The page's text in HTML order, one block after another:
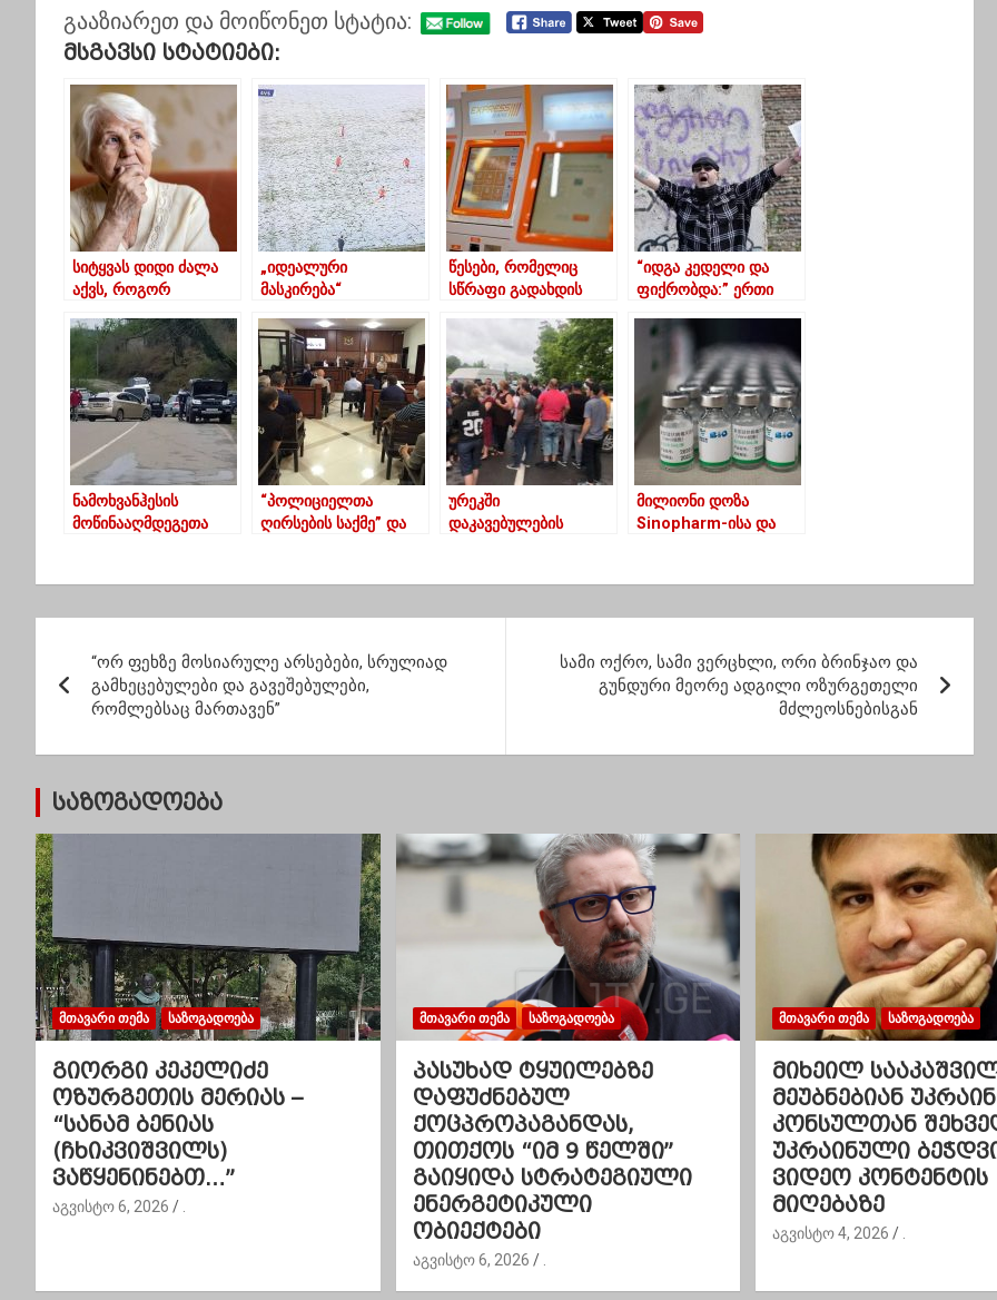
გააზიარეთ და მოიწონეთ სტატია:
Მსგავსი Სტატიები:
სიტყვას დიდი ძალა
აქვს, როგორ
საკუთარი თავი
სიტყვის მეშვეობით
„იდეალური
მასკირება“
– იპოვეთ
მოთამაშეები
მოედანზე
წესები, რომელიც
სწრაფი გადახდის
გადარიცხვისას
სავალდებულო გახდა
“იდგა კედელი და
ფიქრობდა:” ერთი
გამოხმაურება
უცნობის აქციას
ნამოხვანჰესის
მოწინააღმდეგეთა
ავტომობილებითაა
“პოლიციელთა
ღირსების საქმე” და
დეტალები ურეკში
ურეკში
დაკავებულების
მილიონი დოზა
Sinopharm-ისა და
როდის დაიწყება
ო
ტ
ი
ს
ნ
ა
ვ
ი
გ
ა
ც
“ორ ფეხზე მოსიარულე არსებები, სრულიად
გამხეცებულები და გავეშებულები,
რომლებსაც მართავენ”
სამი ოქრო, სამი ვერცხლი, ორი ბრინჯაო და
გუნდური მეორე ადგილი ოზურგეთელი
მძლეოსნებისგან
საზოგადოება
ᲛᲗᲐᲕᲐᲠᲘ ᲗᲔᲛᲐ ᲡᲐᲖᲝᲒᲐᲓᲝᲔᲑᲐ
გიორგი კეკელიძე
ოზურგეთის მერიას –
“სანამ ბენიას
(ჩხიკვიშვილს)
ვაწყენინებთ…”
აგვისტო 6, 2026
ᲛᲗᲐᲕᲐᲠᲘ ᲗᲔᲛᲐ ᲡᲐᲖᲝᲒᲐᲓᲝᲔᲑᲐ
პასუხად ტყუილებზე
დაფუძნებულ
ქოცპროპაგანდას,
თითქოს “იმ 9 წელში”
გაიყიდა სტრატეგიული
ენერგეტიკული
ობიექტები
აგვისტო 6, 2026
ᲛᲗᲐᲕᲐᲠᲘ ᲗᲔᲛᲐ ᲡᲐᲖᲝᲒᲐᲓᲝᲔᲑᲐ
მიხეილ
მეუბნებიან
კონსულთან
უკრაინული
ვიდეო კონტენტის
მიღებაზე
აგვისტო 4, 2026